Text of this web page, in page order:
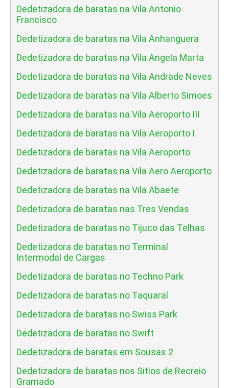
Dedetizadora de baratas na Vila Antonio
Francisco
Dedetizadora de baratas na Vila Anhanguera
Dedetizadora de baratas na Vila Angela Marta
Dedetizadora de baratas na Vila Andrade Neves
Dedetizadora de baratas na Vila Alberto Simoes
Dedetizadora de baratas na Vila Aeroporto III
Dedetizadora de baratas na Vila Aeroporto I
Dedetizadora de baratas na Vila Aeroporto
Dedetizadora de baratas na Vila Aero Aeroporto
Dedetizadora de baratas na Vila Abaete
Dedetizadora de baratas nas Tres Vendas
Dedetizadora de baratas no Tijuco das Telhas
Dedetizadora de baratas no Terminal
Intermodal de Cargas
Dedetizadora de baratas no Techno Park
Dedetizadora de baratas no Taquaral
Dedetizadora de baratas no Swiss Park
Dedetizadora de baratas no Swift
Dedetizadora de baratas em Sousas 2
Dedetizadora de baratas nos Sitios de Recreio
Gramado